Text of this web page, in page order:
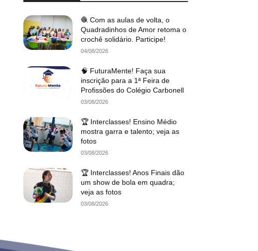
🧶 Com as aulas de volta, o
Quadradinhos de Amor retoma o
crochê solidário. Participe!
04/08/2026
🧠 FuturaMente! Faça sua
inscrição para a 1ª Feira de
Profissões do Colégio Carbonell
03/08/2026
🏆 Interclasses! Ensino Médio
mostra garra e talento; veja as
fotos
03/08/2026
🏆 Interclasses! Anos Finais dão
um show de bola em quadra;
veja as fotos
03/08/2026